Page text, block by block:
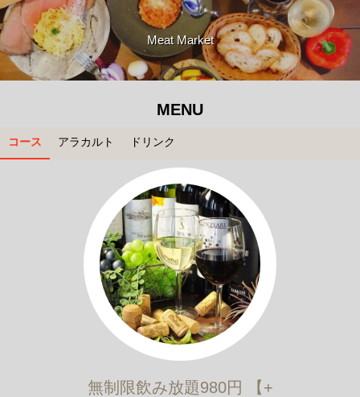
Meat Market
MENU
コース アラカルト ドリンク
無制限飲み放題980円 【+